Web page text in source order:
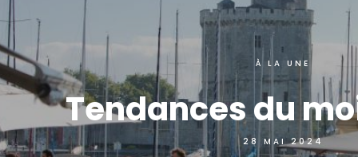
À LA UNE
Tendances du
28 MAI 2024